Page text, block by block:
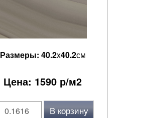
Размеры: 40.2x40.2см
Цена: 1590 р/м2
В корзину